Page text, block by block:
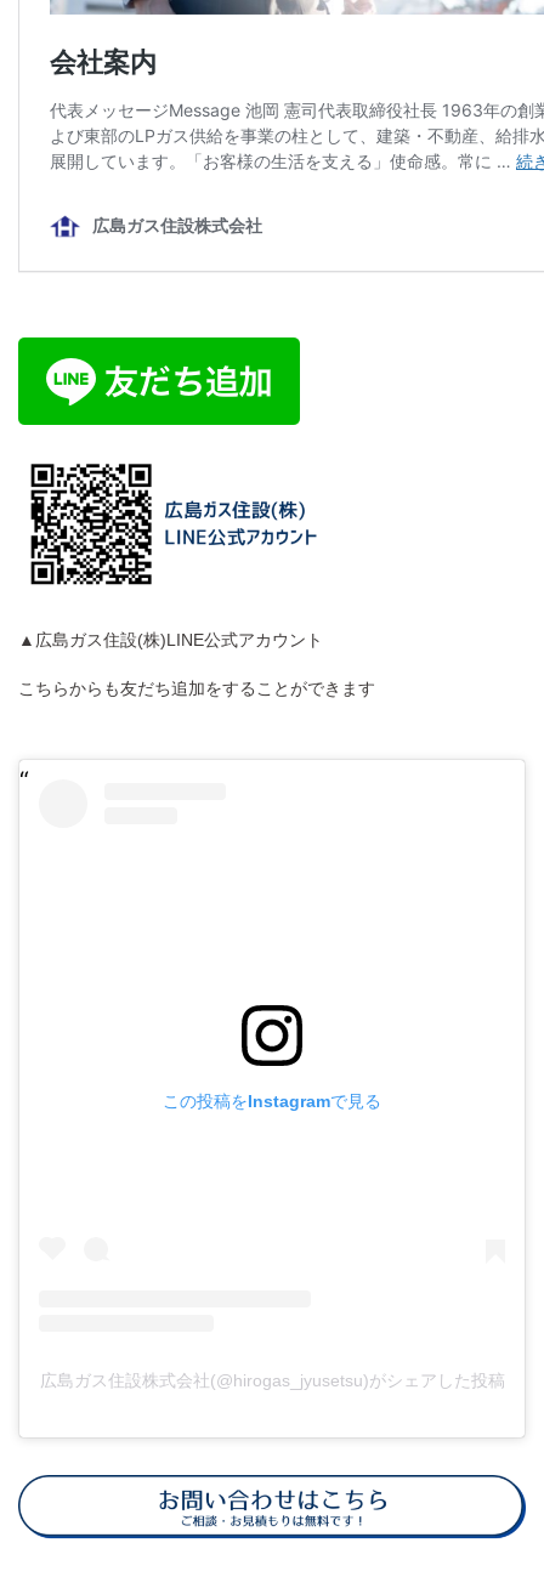
▲広島ガス住設(株)LINE公式アカウント
こちらからも友だち追加をすることができます
この投稿をInstagramで見る
広島ガス住設株式会社(@hirogas_jyusetsu)がシェアした投稿